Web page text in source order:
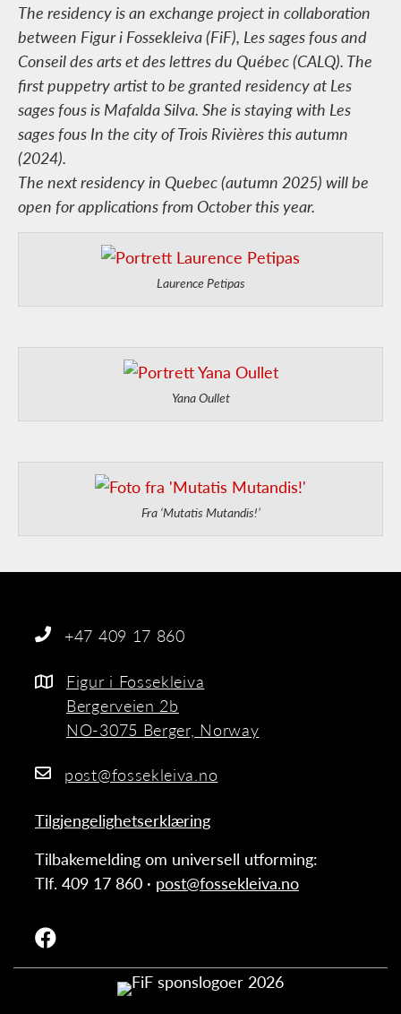
The residency is an exchange project in collaboration
between Figur i Fossekleiva (FiF), Les sages fous and
Conseil des arts et des lettres du Québec (CALQ). The
first puppetry artist to be granted residency at Les
sages fous is Mafalda Silva. She is staying with Les
sages fous In the city of Trois Rivières this autumn
(2024).
The next residency in Quebec (autumn 2025) will be
open for applications from October this year.
Laurence Petipas
Yana Oullet
Fra ‘Mutatis Mutandis!’
+47 409 17 860
Figur i Fossekleiva
Bergerveien 2b
NO-3075 Berger, Norway
post@fossekleiva.no
Tilgjengelighetserklæring
Tilbakemelding om universell utforming:
Tlf. 409 17 860 · post@fossekleiva.no
Facebook-logo